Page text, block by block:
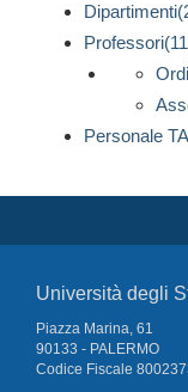
Personale
Università degli
Piazza Marina, 61
90133 - PALERMO
Codice Fiscale